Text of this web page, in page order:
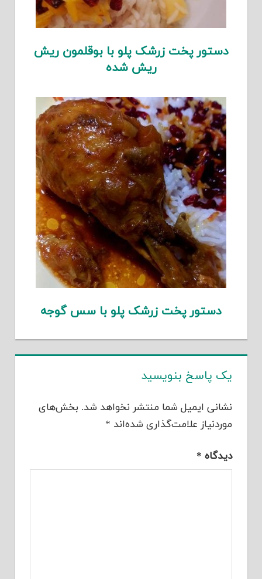
دستور پخت زرشک پلو با بوقلمون ریش
ریش شده
دستور پخت زرشک پلو با سس گوجه
یک پاسخ بنویسید
نشانی ایمیل شما منتشر نخواهد شد. بخش‌های
موردنیاز علامت‌گذاری شده‌اند *
دیدگاه *